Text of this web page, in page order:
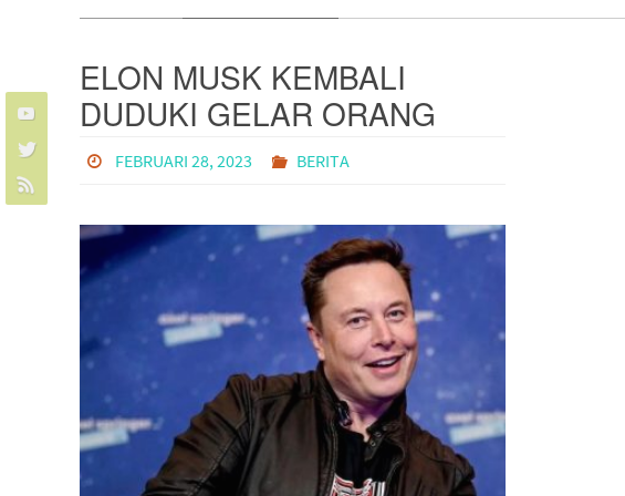
ELON MUSK KEMBALI
DUDUKI GELAR ORANG
TERKAYA DI DUNIA!
FEBRUARI 28, 2023 BERITA